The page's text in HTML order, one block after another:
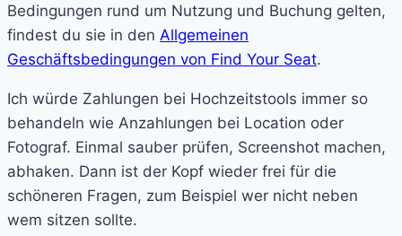
Bedingungen rund um Nutzung und Buchung gelten,
findest du sie in den Allgemeinen
Geschäftsbedingungen von Find Your Seat.
Ich würde Zahlungen bei Hochzeitstools immer so
behandeln wie Anzahlungen bei Location oder
Fotograf. Einmal sauber prüfen, Screenshot machen,
abhaken. Dann ist der Kopf wieder frei für die
schöneren Fragen, zum Beispiel wer nicht neben
wem sitzen sollte.